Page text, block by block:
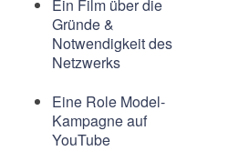
Ein Film über die
Gründe &
Notwendigkeit des
Netzwerks
Eine Role Model-
Kampagne auf
YouTube